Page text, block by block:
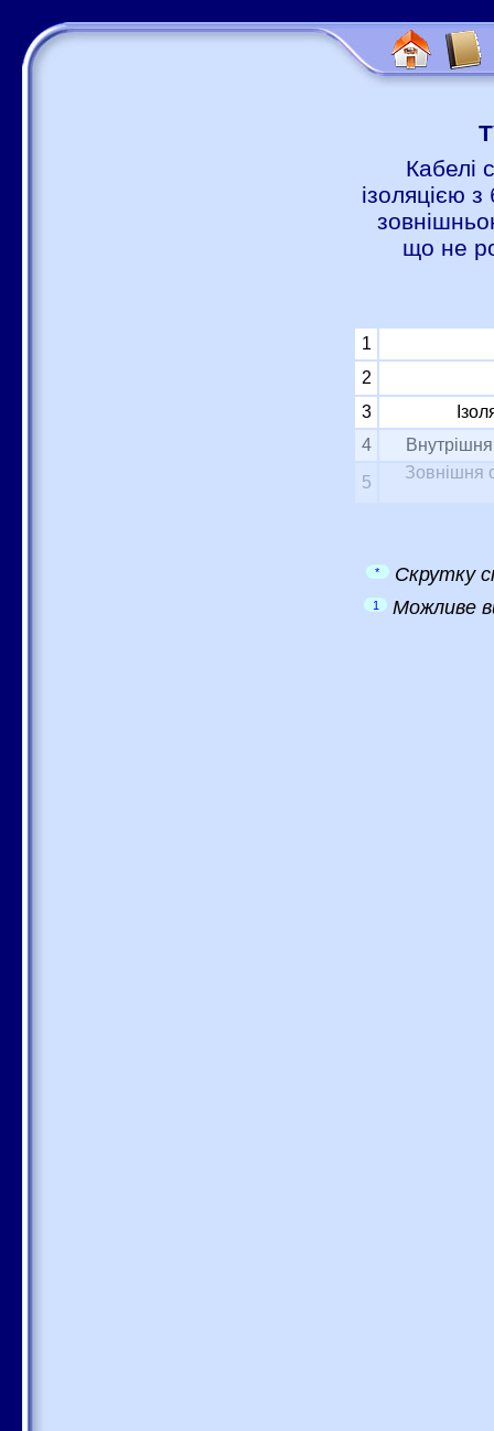
Кабелі
ізоляцією з
що не
1
2
3
4
Внутрішня
5
Зовнішня
* Скрутку
1 Можливе